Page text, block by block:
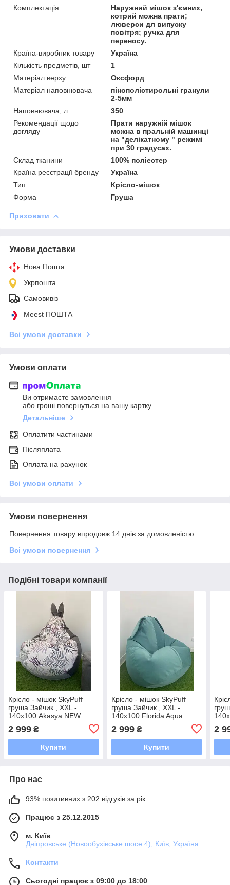
Комплектація
Наружний мішок з'ємних,
котрий можна прати;
люверси дл випуску
повітря; ручка для
переносу.
Країна-виробник товару
Україна
Кількість предметів, шт
1
Матеріал верху
Оксфорд
Матеріал наповнювача
пінополістирольні гранули
2-5мм
Наповнювача, л
350
Рекомендації щодо
догляду
Прати наружній мішок
можна в пральній машинці
на "делікатному " режимі
при 30 градусах.
Склад тканини
100% поліестер
Країна реєстрації бренду
Україна
Тип
Крісло-мішок
Форма
Груша
Приховати
Умови доставки
Нова Пошта
Укрпошта
Самовивіз
Meest ПОШТА
Всі умови доставки
Умови оплати
Ви отримаєте замовлення
або гроші повернуться на вашу картку
Детальніше
Оплатити частинами
Післяплата
Оплата на рахунок
Всі умови оплати
Умови повернення
Повернення товару впродовж 14 днів за домовленістю
Всі умови повернення
Подібні товари компанії
Крісло - мішок SkyPuff
груша Зайчик , XXL -
140х100 Akasya NEW
B197-7+Florida Dark Grey
2 999 ₴
Купити
Крісло - мішок SkyPuff
груша Зайчик , XXL -
140х100 Florida Aqua
2 999₴
Купити
2
Про нас
93% позитивних з 202 відгуків за рік
Працює з 25.12.2015
м. Київ
Дніпровське (Новообухівське шосе 4), Київ, Україна
Контакти
Сьогодні працює з 09:00 до 18:00